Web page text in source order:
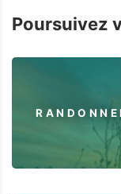
Poursuivez